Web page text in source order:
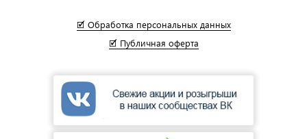
🗹 Обработка персональных данных
🗹 Публичная оферта